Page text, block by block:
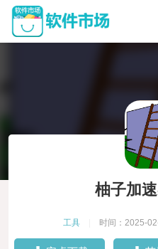
柚子加
工具 时间：2025-